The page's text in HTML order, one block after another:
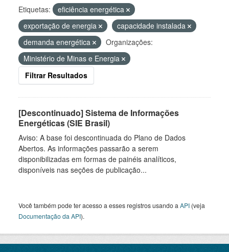
Etiquetas:
eficiência energética
exportação de energia
capacidade instalada
demanda energética
Organizações:
Ministério de Minas e Energia
Filtrar Resultados
[Descontinuado] Sistema de Informações
Energéticas (SIE Brasil)
Aviso: A base foi descontinuada do Plano de Dados
Abertos. As informações passarão a serem
disponibilizadas em formas de painéis analíticos,
disponíveis nas seções de publicação...
Você também pode ter acesso a esses registros usando a API (veja
Documentação da API).